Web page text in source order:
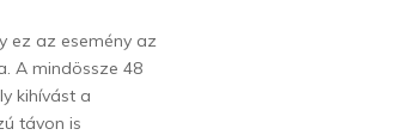
ez az esemény az
A mindössze 48
kihívást a
távon is